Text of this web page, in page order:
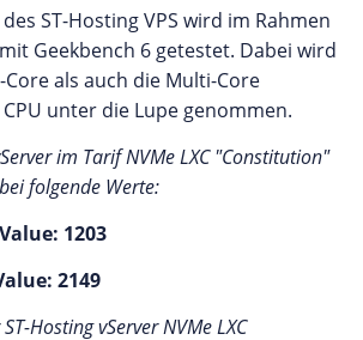
ST-Hosting VPS wird im Rahmen
Geekbench 6 getestet. Dabei wird
als auch die Multi-Core
unter die Lupe genommen.
im Tarif NVMe LXC "Constitution"
folgende Werte:
1203
2149
Hosting vServer NVMe LXC